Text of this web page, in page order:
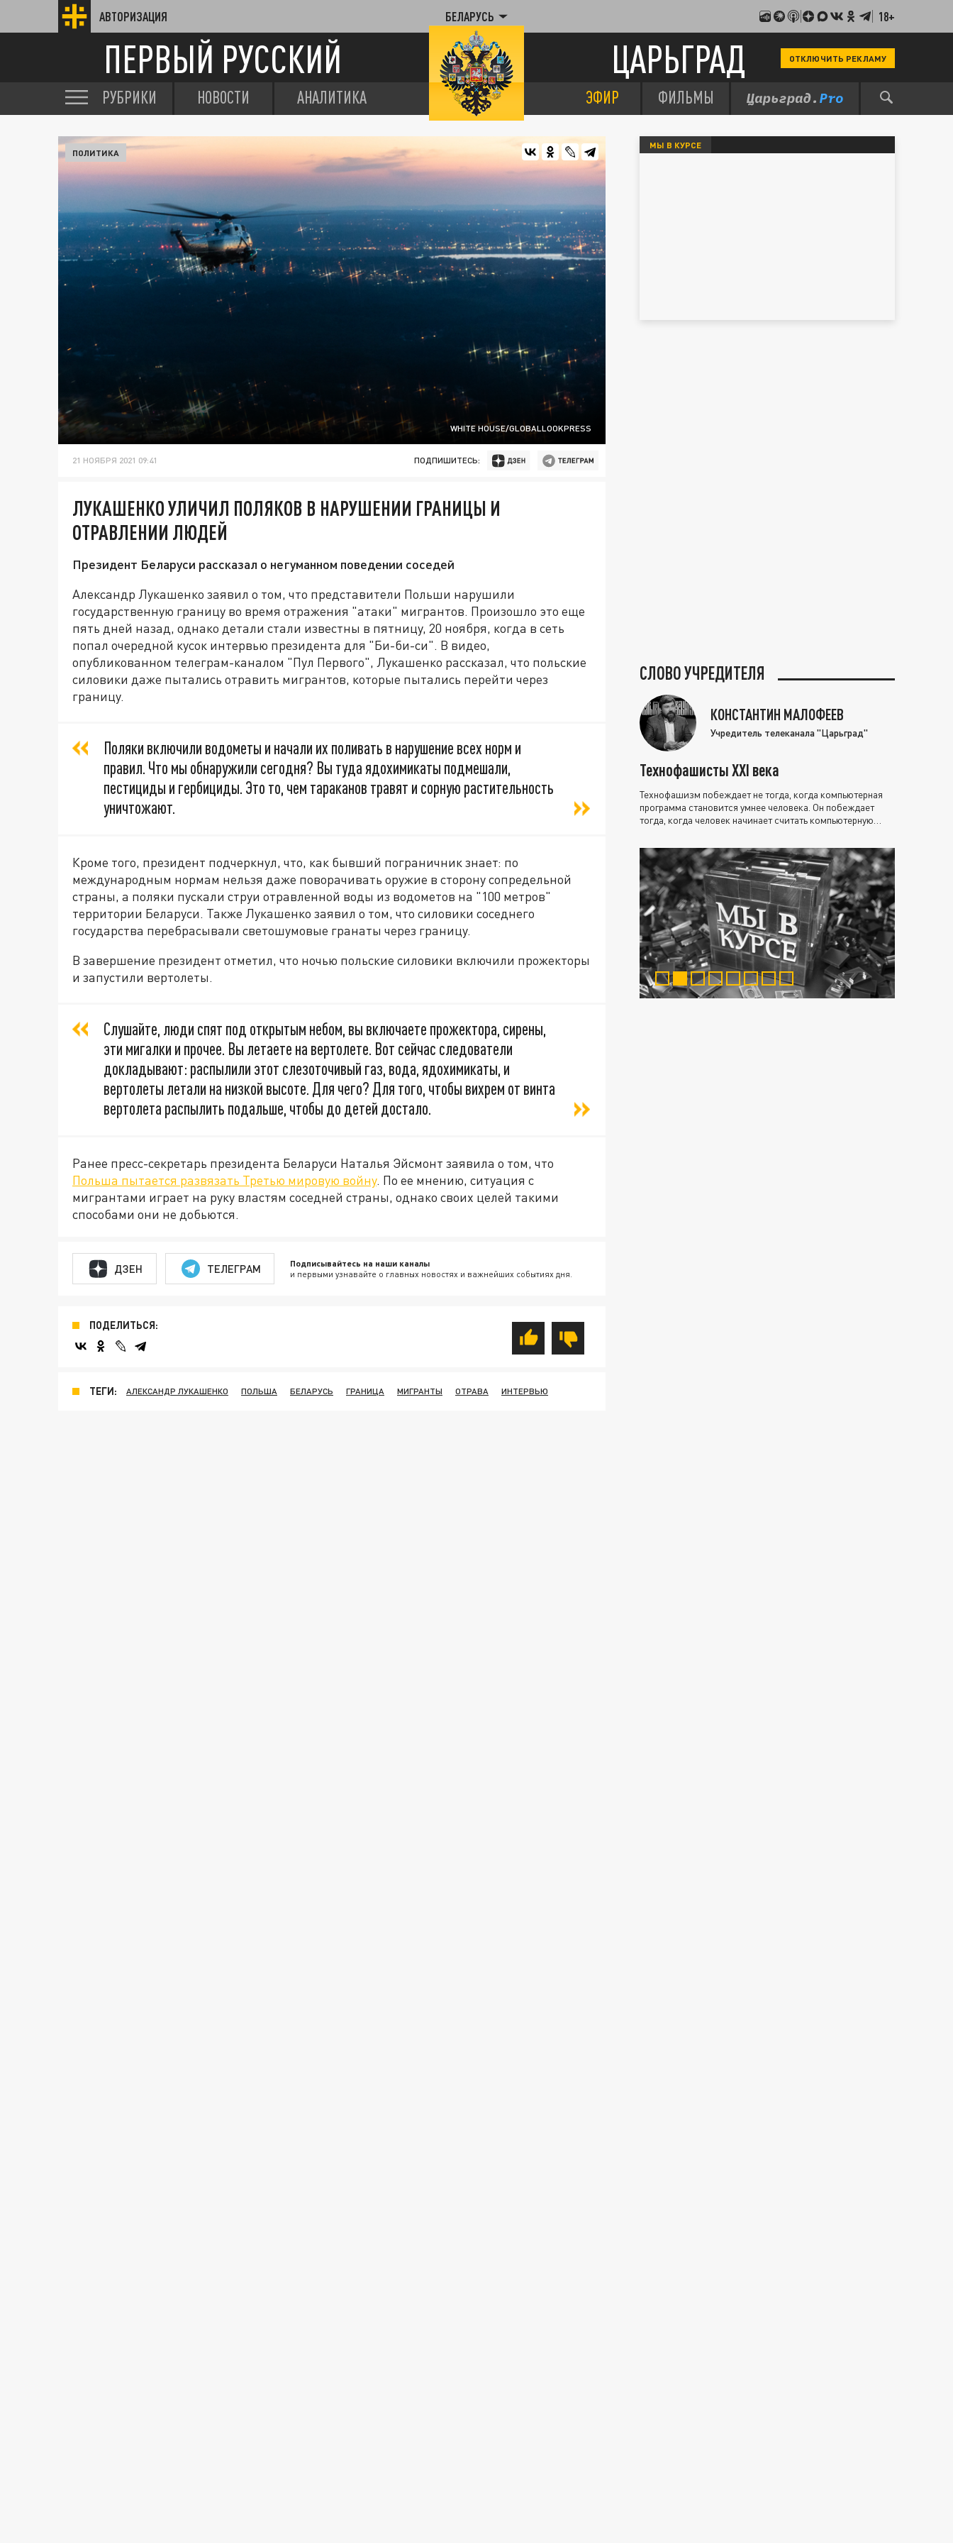
АВТОРИЗАЦИЯ БЕЛАРУСЬ 18+
ПЕРВЫЙ РУССКИЙ ЦАРЬГРАД ОТКЛЮЧИТЬ РЕКЛАМУ
РУБРИКИ НОВОСТИ АНАЛИТИКА ЭФИР ФИЛЬМЫ
WHITE HOUSE/GLOBALLOOKPRESS
ПОЛИТИКА
21 НОЯБРЯ 2021 09:41 ПОДПИШИТЕСЬ:
ЛУКАШЕНКО УЛИЧИЛ ПОЛЯКОВ В НАРУШЕНИИ ГРАНИЦЫ И
ОТРАВЛЕНИИ ЛЮДЕЙ
Президент Беларуси рассказал о негуманном поведении соседей
Александр Лукашенко заявил о том, что представители Польши нарушили
государственную границу во время отражения "атаки" мигрантов. Произошло это еще
пять дней назад, однако детали стали известны в пятницу, 20 ноября, когда в сеть
попал очередной кусок интервью президента для "Би-би-си". В видео,
опубликованном телеграм-каналом "Пул Первого", Лукашенко рассказал, что польские
силовики даже пытались отравить мигрантов, которые пытались перейти через
границу.
Поляки включили водометы и начали их поливать в нарушение всех норм и
правил. Что мы обнаружили сегодня? Вы туда ядохимикаты подмешали,
пестициды и гербициды. Это то, чем тараканов травят и сорную растительность
уничтожают.
Кроме того, президент подчеркнул, что, как бывший пограничник знает: по
международным нормам нельзя даже поворачивать оружие в сторону сопредельной
страны, а поляки пускали струи отравленной воды из водометов на "100 метров"
территории Беларуси. Также Лукашенко заявил о том, что силовики соседнего
государства перебрасывали светошумовые гранаты через границу.
В завершение президент отметил, что ночью польские силовики включили прожекторы
и запустили вертолеты.
Слушайте, люди спят под открытым небом, вы включаете прожектора, сирены,
эти мигалки и прочее. Вы летаете на вертолете. Вот сейчас следователи
докладывают: распылили этот слезоточивый газ, вода, ядохимикаты, и
вертолеты летали на низкой высоте. Для чего? Для того, чтобы вихрем от винта
вертолета распылить подальше, чтобы до детей достало.
Ранее пресс-секретарь президента Беларуси Наталья Эйсмонт заявила о том, что
Польша пытается развязать Третью мировую войну. По ее мнению, ситуация с
мигрантами играет на руку властям соседней страны, однако своих целей такими
способами они не добьются.
ДЗЕН ТЕЛЕГРАМ Подписывайтесь на наши каналы
и первыми узнавайте о главных новостях и важнейших событиях дня.
ПОДЕЛИТЬСЯ:
ТЕГИ: АЛЕКСАНДР ЛУКАШЕНКО ПОЛЬША БЕЛАРУСЬ ГРАНИЦА МИГРАНТЫ ОТРАВА ИНТЕРВЬЮ
МЫ В КУРСЕ
СЛОВО УЧРЕДИТЕЛЯ
КОНСТАНТИН МАЛОФЕЕВ
Учредитель телеканала "Царьград"
Технофашисты XXI века
Технофашизм побеждает не тогда, когда компьютерная
программа становится умнее человека. Он побеждает
тогда, когда человек начинает считать компьютерную